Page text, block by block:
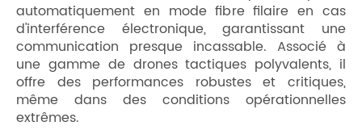
automatiquement en mode fibre filaire en cas
d'interférence électronique, garantissant une
communication presque incassable. Associé à
une gamme de drones tactiques polyvalents, il
offre des performances robustes et critiques,
même dans des conditions opérationnelles
extrêmes.